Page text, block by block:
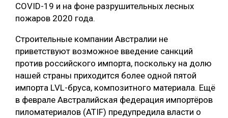
СУШКА ДРЕВЕСИНЫ
МЕБЕЛЬНОЕ ПРОИЗВОДСТВО
COVID-19 и на фоне разрушительных лесных
пожаров 2020 года.
Строительные компании Австралии не
приветствуют возможное введение санкций
против российского импорта, поскольку на долю
нашей страны приходится более одной пятой
импорта LVL-бруса, композитного материала. Ещё
в феврале Австралийская федерация импортёров
пиломатериалов (ATIF) предупредила власти о